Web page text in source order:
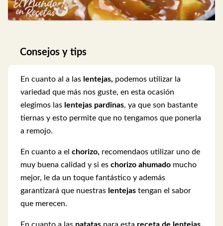
Consejos y tips
En cuanto al a las lentejas, podemos utilizar la
variedad que más nos guste, en esta ocasión
elegimos las lentejas pardinas, ya que son bastante
tiernas y esto permite que no tengamos que ponerla
a remojo.
En cuanto a el chorizo, recomendaos utilizar uno de
muy buena calidad y si es chorizo ahumado mucho
mejor, le da un toque fantástico y además
garantizará que nuestras lentejas tengan el sabor
que merecen.
En cuanto a las patatas para esta receta de lentejas